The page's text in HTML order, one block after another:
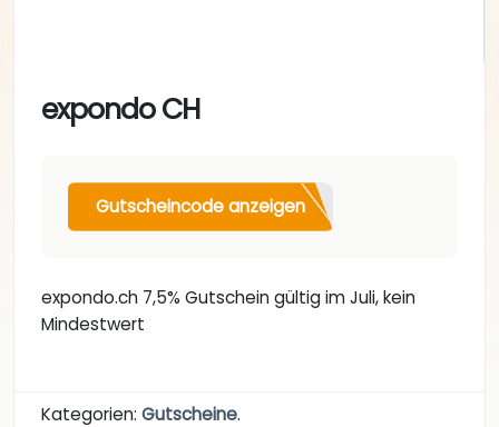
expondo CH
Gutscheincode anzeigen
expondo.ch 7,5% Gutschein gültig im Juli, kein
Mindestwert
Kategorien: Gutscheine.